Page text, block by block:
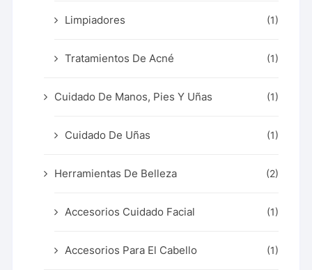
Limpiadores (1)
Tratamientos De Acné (1)
Cuidado De Manos, Pies Y Uñas (1)
Cuidado De Uñas (1)
Herramientas De Belleza (2)
Accesorios Cuidado Facial (1)
Accesorios Para El Cabello (1)